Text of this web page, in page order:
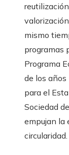
mismo
programas
Programa
de los
para el
Sociedad
empujan la
circularidad.